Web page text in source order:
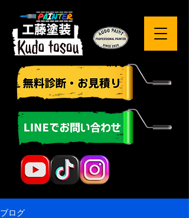
ブログ